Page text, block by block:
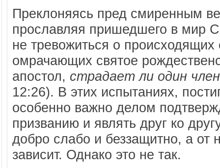
Преклоняясь пред смиренным
прославляя пришедшего в мир
не тревожиться о
омрачающих святое
апостол, страдает ли один
12:26). В этих испытаниях,
особенно важно делом
призванию и являть друг ко
добро слабо и беззащитно, а от
зависит. Однако это не так.